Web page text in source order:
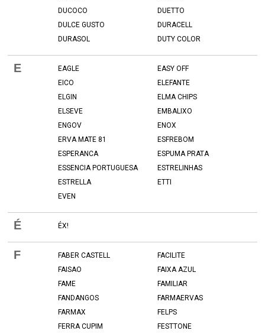
DUCOCO
DUETTO
DULCE GUSTO
DURACELL
DURASOL
DUTY COLOR
E EAGLE
EASY OFF
EICO
ELEFANTE
ELGIN
ELMA CHIPS
ELSEVE
EMBALIXO
ENGOV
ENOX
ERVA MATE 81
ESFREBOM
ESPERANCA
ESPUMA PRATA
ESSENCIA PORTUGUESA
ESTRELINHAS
ESTRELLA
ETTI
EVEN
É ÉX!
F FABER CASTELL
FACILITE
FAISAO
FAIXA AZUL
FAME
FAMILIAR
FANDANGOS
FARMAERVAS
FARMAX
FELPS
FERRA CUPIM
FESTTONE